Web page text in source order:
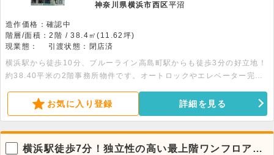
神奈川県横浜市西区平沼
造作価格：確認中
階層/面積：2階 / 38.4㎡(11.62坪)
現業態：
引渡状態：閉店済
横浜駅から徒歩10分、ブルーライン高島町駅からも徒歩3分の好立地！
約38.40平米の2階事務所物件です。オートロックやエレベーター完備
おすすめです。お気に入り登録 詳細を見る
横浜駅徒歩7分！独立性の高い最上階ワンフロア店